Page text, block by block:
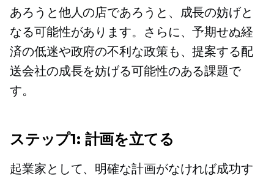
あろうと他人の店であろうと、成長の妨げと
なる可能性があります。さらに、予期せぬ経
済の低迷や政府の不利な政策も、提案する配
送会社の成長を妨げる可能性のある課題で
す。
ステップ1: 計画を立てる
起業家として、明確な計画がなければ成功す